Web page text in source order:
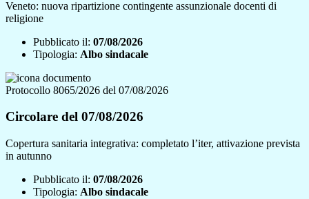
Veneto: nuova ripartizione contingente assunzionale docenti di
religione
Pubblicato il: 07/08/2026
Tipologia: Albo sindacale
Protocollo 8065/2026 del 07/08/2026
Circolare del 07/08/2026
Copertura sanitaria integrativa: completato l’iter, attivazione prevista
in autunno
Pubblicato il: 07/08/2026
Tipologia: Albo sindacale